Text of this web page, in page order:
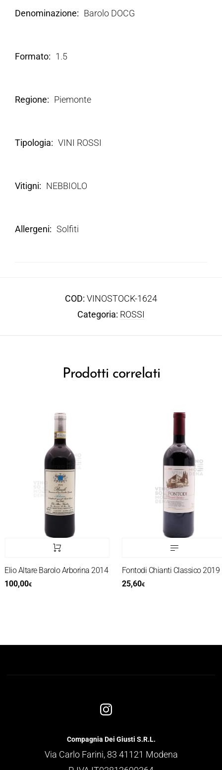
Denominazione Barolo DOCG
Formato 1.5
Regione Piemonte
Tipologia VINI ROSSI
Vitigni NEBBIOLO
Allergeni Solfiti
COD: VINOSTOCK-1624
Categoria: ROSSI
Prodotti correlati
Altare Barolo Arborina 2014
€
Fontodi Chianti Classico 2019
25,60€
Compagnia Dei Giusti S.R.L.
Via Carlo Farini, 83 41121 Modena